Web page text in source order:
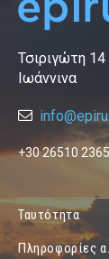
Τσιριγώτη 14
Ιωάννινα
+30 26510
Ταυτότητα
Πληροφορίες